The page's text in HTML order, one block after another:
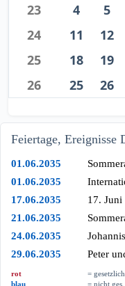
23
4 5
24
11 12
25
18 19
26
25 26
Feiertage, Ereignisse
01.06.2035
01.06.2035
17.06.2035
17. Juni
21.06.2035
24.06.2035
29.06.2035
Peter
rot
= gesetzlich
blau
= nicht ges.